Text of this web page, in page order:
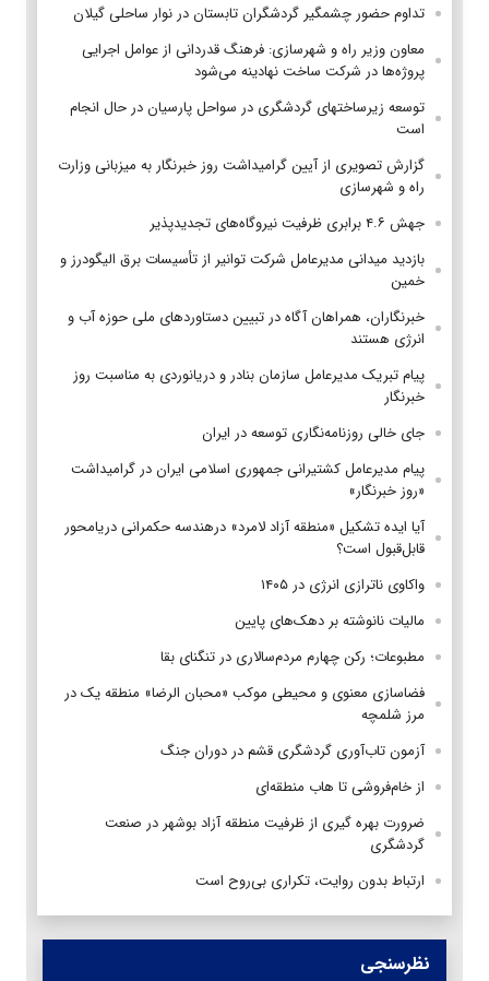
تداوم حضور چشمگیر گردشگران تابستان در نوار ساحلی گیلان
معاون وزیر راه و شهرسازی: فرهنگ قدردانی از عوامل اجرایی
پروژه‌ها در شرکت ساخت نهادینه می‌شود
توسعه زیرساختهای گردشگری در سواحل پارسیان در حال انجام
است
گزارش تصویری از آیین گرامیداشت روز خبرنگار به میزبانی وزارت
راه و شهرسازی
جهش ۴.۶ برابری ظرفیت نیروگاه‌های تجدیدپذیر
بازدید میدانی مدیرعامل شرکت توانیر از تأسیسات برق الیگودرز و
خمین
خبرنگاران، همراهان آگاه در تبیین دستاوردهای ملی حوزه آب و
انرژی هستند
پیام تبریک مدیرعامل سازمان بنادر و دریانوردی به مناسبت روز
خبرنگار
جای خالی روزنامه‌نگاری توسعه در ایران
پیام مدیرعامل کشتیرانی جمهوری اسلامی ایران در گرامیداشت
«روز خبرنگار»
آیا ایده تشکیل «منطقه آزاد لامرد» درهندسه حکمرانی دریامحور
قابل‌قبول است؟
واکاوی ناترازی انرژی در ۱۴۰۵
مالیات نانوشته بر دهک‌های پایین
مطبوعات؛ رکن چهارم مردم‌سالاری در تنگنای بقا
فضاسازی معنوی و محیطی موکب «محبان الرضا» منطقه یک در
مرز شلمچه
آزمون تاب‌آوری گردشگری قشم در دوران جنگ
از خام‌فروشی تا هاب منطقه‌ای
ضرورت بهره گیری از ظرفیت منطقه آزاد بوشهر در صنعت
گردشگری
ارتباط بدون روایت، تکراری بی‌روح است
نظرسنجی